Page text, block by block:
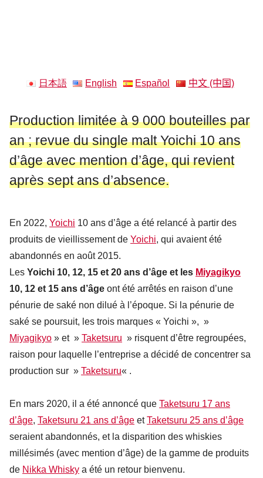
日本語 English Español 中文 (中国)
Production limitée à 9 000 bouteilles par
an ; revue du single malt Yoichi 10 ans
d’âge avec mention d’âge, qui revient
après sept ans d’absence.
En 2022, Yoichi 10 ans d’âge a été relancé à partir des
produits de vieillissement de Yoichi, qui avaient été
abandonnés en août 2015.
Les Yoichi 10, 12, 15 et 20 ans d’âge et les Miyagikyo
10, 12 et 15 ans d’âge ont été arrêtés en raison d’une
pénurie de saké non dilué à l’époque. Si la pénurie de
saké se poursuit, les trois marques « Yoichi », »
Miyagikyo » et » Taketsuru » risquent d’être regroupées,
raison pour laquelle l’entreprise a décidé de concentrer sa
production sur » Taketsuru« .
En mars 2020, il a été annoncé que Taketsuru 17 ans
d’âge, Taketsuru 21 ans d’âge etTaketsuru 25 ans d’âge
seraient abandonnés, et la disparition des whiskies
millésimés (avec mention d’âge) de la gamme de produits
de Nikka Whisky a été un retour bienvenu.